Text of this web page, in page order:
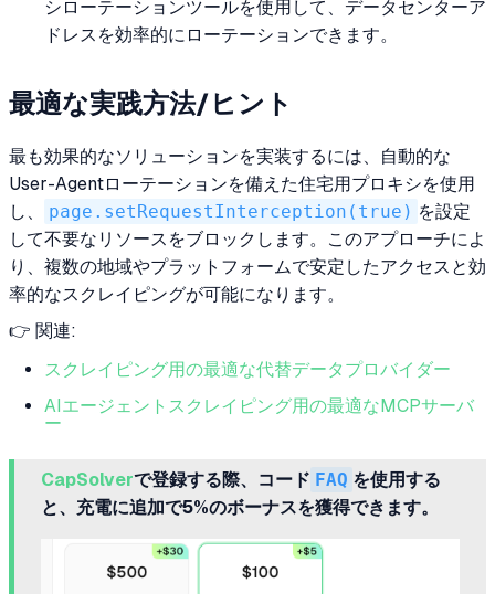
シローテーションツールを使用して、データセンターア
ドレスを効率的にローテーションできます。
最適な実践方法/ヒント
最も効果的なソリューションを実装するには、自動的な
User-Agentローテーションを備えた住宅用プロキシを使用
し、
page.setRequestInterception(true) を設定
して不要なリソースをブロックします。このアプローチによ
り、複数の地域やプラットフォームで安定したアクセスと効
率的なスクレイピングが可能になります。
👉 関連:
スクレイピング用の最適な代替データプロバイダー
AIエージェントスクレイピング用の最適なMCPサーバ
ー
CapSolverで登録する際、コード FAQ を使用する
と、充電に追加で5%のボーナスを獲得できます。